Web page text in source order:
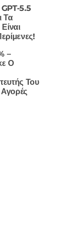
5.5
Τα
–
Ο
Του
Αγορές